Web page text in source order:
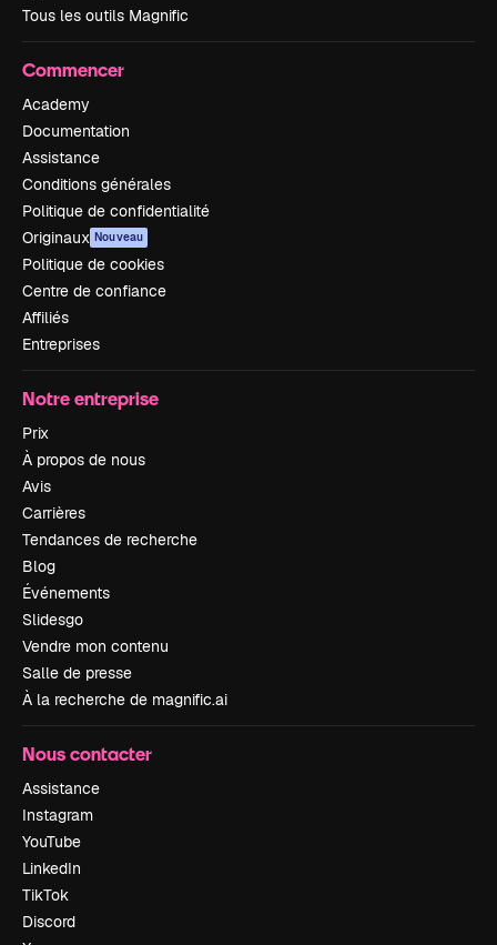
Tous les outils Magnific
Commencer
Academy
Documentation
Assistance
Conditions générales
Politique de confidentialité
Originaux Nouveau
Politique de cookies
Centre de confiance
Affiliés
Entreprises
Notre entreprise
Prix
À propos de nous
Avis
Carrières
Tendances de recherche
Blog
Événements
Slidesgo
Vendre mon contenu
Salle de presse
À la recherche de magnific.ai
Nous contacter
Assistance
Instagram
YouTube
LinkedIn
TikTok
Discord